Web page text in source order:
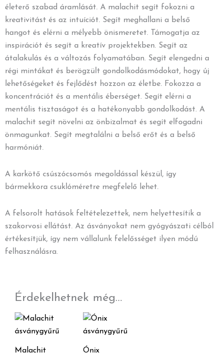
életerő szabad áramlását. A malachit segít fokozni a
kreativitást és az intuíciót. Segít meghallani a belső
hangot és elérni a mélyebb önismeretet. Támogatja az
inspirációt és segít a kreatív projektekben. Segít az
átalakulás és a változás folyamatában. Segít elengedni a
régi mintákat és berögzült gondolkodásmódokat, hogy új
lehetőségeket és fejlődést hozzon az életbe. Fokozza a
koncentrációt és a mentális éberséget. Segít elérni a
mentális tisztaságot és a hatékonyabb gondolkodást. A
malachit segít növelni az önbizalmat és segít elfogadni
önmagunkat. Segít megtalálni a belső erőt és a belső
harmóniát.
A karkötő csúszócsomós megoldással készül, így
bármekkora csuklóméretre megfelelő lehet.
A felsorolt hatások feltételezettek, nem helyettesítik a
szakorvosi ellátást. Az ásványokat nem gyógyászati célból
értékesítjük, így nem vállalunk felelősséget ilyen módú
felhasználásra.
Érdekelhetnek még…
Malachit
Ónix